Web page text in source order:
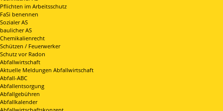
Pflichten im Arbeitsschutz
FaSi benennen
Sozialer AS
baulicher AS
Chemikalienrecht
Schützen / Feuerwerker
Schutz vor Radon
Abfallwirtschaft
Aktuelle Meldungen Abfallwirtschaft
Abfall-ABC
Abfallentsorgung
Abfallgebühren
Abfallkalender